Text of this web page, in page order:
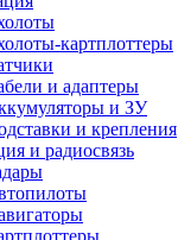
картплоттеры
и адаптеры
и ЗУ
и крепления
и радиосвязь